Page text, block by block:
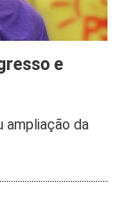
e
ampliação da